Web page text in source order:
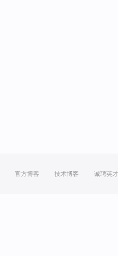
官方博客 技术博客 诚聘英才